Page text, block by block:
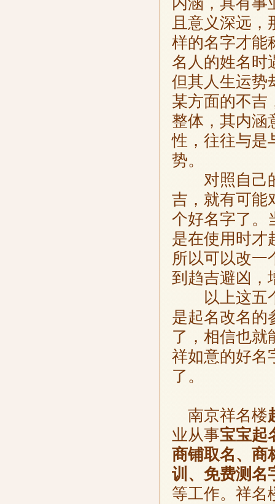
且意义深远，
样的名字才能
名人的姓名时
但其人生运势
某方面的不吉
整体，其内涵
性，往往与是
势。
对照自己的
吉，就有可能
个好名字了。
是在使用时才
所以可以改一
到趋吉避凶，
以上这五个
是起名改名的
了，相信也就
祥如意的好名
了。
南京祥名楼
业从事宝宝起
商铺取名、商
训、免费测名
等工作。祥名